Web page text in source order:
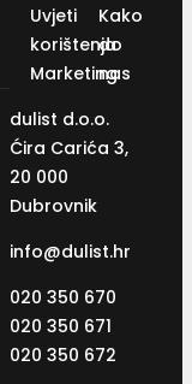
Uvjeti
korištenja
Marketing
Kako
do
nas
dulist d.o.o.
Ćira Carića 3,
20 000
Dubrovnik
info@dulist.hr
020 350 670
020 350 671
020 350 672